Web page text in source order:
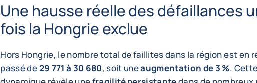
Une hausse réelle des défaillances
fois la Hongrie exclue
Hors Hongrie, le nombre total de faillites dans la région est en
passé de29 771 à 30 680, soit uneaugmentation de 3 %. Cette